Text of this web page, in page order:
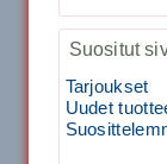
Suositut
Tarjoukset
Uudet